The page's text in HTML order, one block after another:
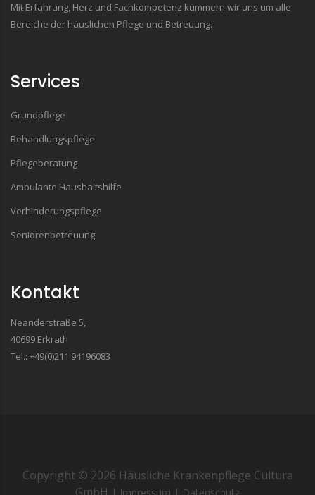
Mit Erfahrung, Herz und Fachkompetenz kümmern wir uns um alle
Bereiche der häuslichen Pflege und Betreuung.
Services
Grundpflege
Behandlungspflege
Pflegeberatung
Ambulante Haushaltshilfe
Verhinderungspflege
Seniorenbetreuung
Kontakt
Neanderstraße 5,
40699 Erkrath
Tel.: +49(0)211 94196083
Copyright © 2026 Häusliche Krankenpflege Cultura